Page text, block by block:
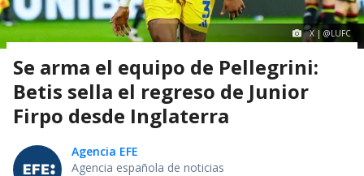
X | @LUFC
Se arma el equipo de Pellegrini:
Betis sella el regreso de Junior
Firpo desde Inglaterra
Agencia EFE
Agencia española de noticias